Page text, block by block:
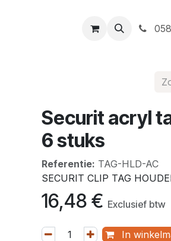
Securit acryl
6 stuks
Referentie: TAG-HLD-AC
SECURIT CLIP TAG
16,48 € Exclusief btw
In